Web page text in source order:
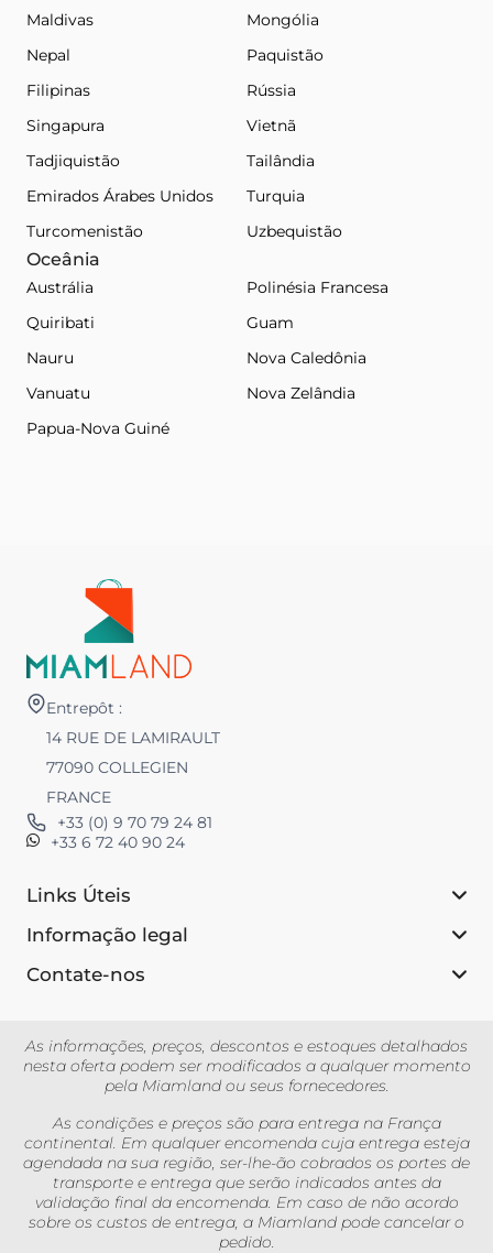
Maldivas
Mongólia
Nepal
Paquistão
Filipinas
Rússia
Singapura
Vietnã
Tadjiquistão
Tailândia
Emirados Árabes Unidos
Turquia
Turcomenistão
Uzbequistão
Oceânia
Austrália
Polinésia Francesa
Quiribati
Guam
Nauru
Nova Caledônia
Vanuatu
Nova Zelândia
Papua-Nova Guiné
Entrepôt :
14 RUE DE LAMIRAULT
77090 COLLEGIEN
FRANCE
+33 (0) 9 70 79 24 81
+33 6 72 40 90 24
Links Úteis
Informação legal
Contate-nos
As informações, preços, descontos e estoques detalhados
nesta oferta podem ser modificados a qualquer momento
pela Miamland ou seus fornecedores.
As condições e preços são para entrega na França
continental. Em qualquer encomenda cuja entrega esteja
agendada na sua região, ser-lhe-ão cobrados os portes de
transporte e entrega que serão indicados antes da
validação final da encomenda. Em caso de não acordo
sobre os custos de entrega, a Miamland pode cancelar o
pedido.